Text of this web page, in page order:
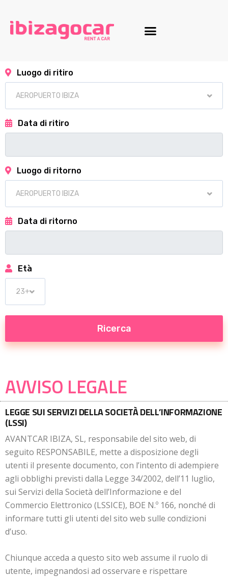
Luogo di ritiro
Data di ritiro
Luogo di ritorno
Data di ritorno
Età
AVVISO LEGALE
LEGGE SUI SERVIZI DELLA SOCIETÀ DELL’INFORMAZIONE
(LSSI)
AVANTCAR IBIZA, SL, responsabile del sito web, di
seguito RESPONSABILE, mette a disposizione degli
utenti il presente documento, con l’intento di adempiere
agli obblighi previsti dalla Legge 34/2002, dell’11 luglio,
sui Servizi della Società dell’Informazione e del
Commercio Elettronico (LSSICE), BOE N.º 166, nonché di
informare tutti gli utenti del sito web sulle condizioni
d’uso.
Chiunque acceda a questo sito web assume il ruolo di
utente, impegnandosi ad osservare e rispettare